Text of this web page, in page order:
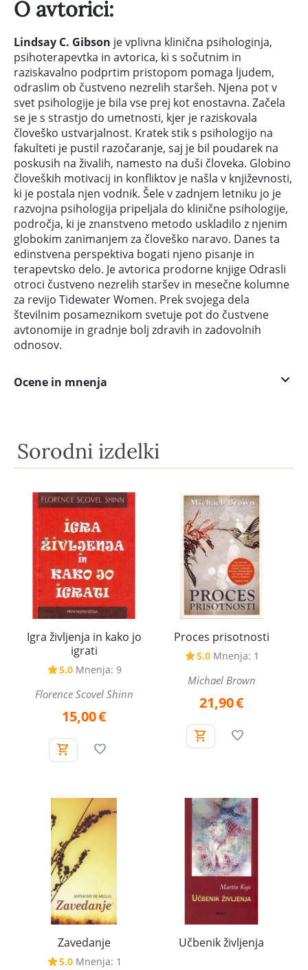
O avtorici:
Lindsay C. Gibson je vplivna klinična psihologinja,
psihoterapevtka in avtorica, ki s sočutnim in
raziskavalno podprtim pristopom pomaga ljudem,
odraslim ob čustveno nezrelih staršeh. Njena pot v
svet psihologije je bila vse prej kot enostavna. Začela
se je s strastjo do umetnosti, kjer je raziskovala
človeško ustvarjalnost. Kratek stik s psihologijo na
fakulteti je pustil razočaranje, saj je bil poudarek na
poskusih na živalih, namesto na duši človeka. Globino
človeških motivacij in konfliktov je našla v književnosti,
ki je postala njen vodnik. Šele v zadnjem letniku jo je
razvojna psihologija pripeljala do klinične psihologije,
področja, ki je znanstveno metodo uskladilo z njenim
globokim zanimanjem za človeško naravo. Danes ta
edinstvena perspektiva bogati njeno pisanje in
terapevtsko delo. Je avtorica prodorne knjige Odrasli
otroci čustveno nezrelih staršev in mesečne kolumne
za revijo Tidewater Women. Prek svojega dela
številnim posameznikom svetuje pot do čustvene
avtonomije in gradnje bolj zdravih in zadovolnih
odnosov.
Ocene in mnenja
Sorodni izdelki
Igra življenja in kako jo
igrati
5.0 Mnenja: 9
Florence Scovel Shinn
15,00€
Proces prisotnosti
5.0 Mnenja: 1
Michael Brown
21,90€
Zavedanje
5.0 Mnenja: 1
Učbenik življenja